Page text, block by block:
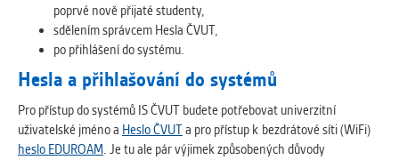
poprvé nově přijaté studenty,
sdělením správcem Hesla ČVUT,
po přihlášení do systému.
Hesla a přihlašování do systémů
Pro přístup do systémů IS ČVUT budete potřebovat univerzitní
uživatelské jméno a Heslo ČVUTa pro přístup k bezdrátové síti (WiFi)
heslo EDUROAM. Je tu ale pár výjimek způsobených důvody